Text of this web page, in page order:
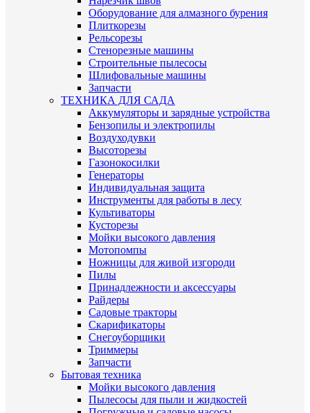
Оборудование для алмазного бурения
Плиткорезы
Рельсорезы
Стенорезные машины
Строительные пылесосы
Шлифовальные машины
Запчасти
ТЕХНИКА ДЛЯ САДА
Аккумуляторы и зарядные устройства
Бензопилы и электропилы
Воздуходувки
Высоторезы
Газонокосилки
Генераторы
Индивидуальная защита
Инструменты для работы в лесу
Культиваторы
Кусторезы
Мойки высокого давления
Мотопомпы
Ножницы для живой изгороди
Пилы
Принадлежности и аксессуары
Райдеры
Садовые тракторы
Скарификаторы
Снегоуборщики
Триммеры
Запчасти
Бытовая техника
Мойки высокого давления
Пылесосы для пыли и жидкостей